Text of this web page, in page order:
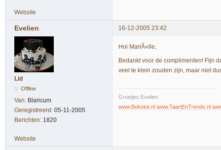
Website
Evelien 16-12-2005 23:42
Lid
Offline
Van: Blaricum
Geregistreerd: 05-11-2005
Berichten: 1820
Hoi MariÃ«lle,
Bedankt voor de complimenten! Fijn
veel te klein zouden zijn, maar niet
Groetjes Evelien
www.Boketor.nl www.TaartEnTrends.nl
Website